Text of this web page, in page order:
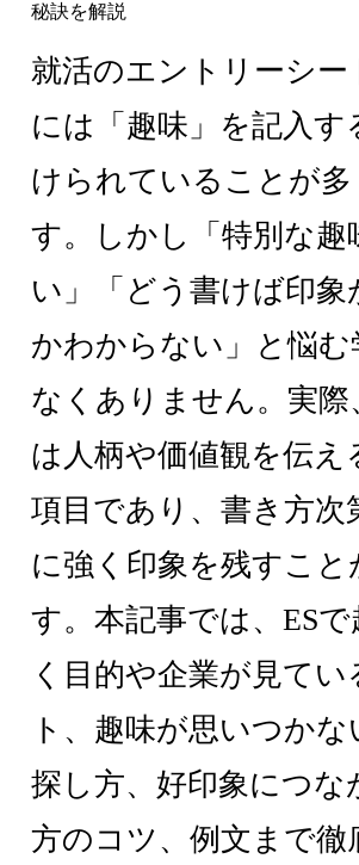
就活のエントリーシー
には「趣味」を記入す
けられていることが多
す。しかし「特別な趣
い」「どう書けば印象
かわからない」と悩む
なくありません。実際
は人柄や価値観を伝え
項目であり、書き方次
に強く印象を残すこと
す。本記事では、ES
く目的や企業が見てい
ト、趣味が思いつか
探し方、好印象につな
方のコツ、例文まで徹